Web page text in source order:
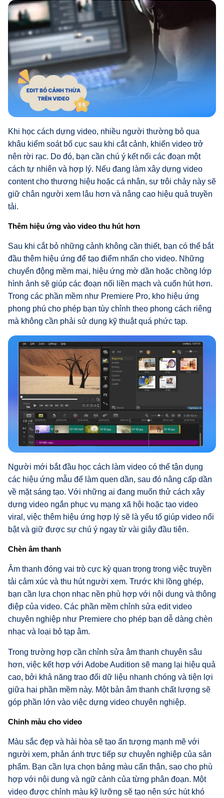
Khi học cách dựng video, nhiều người thường bỏ qua
khâu kiểm soát bố cục sau khi cắt cảnh, khiến video trở
nên rời rạc. Do đó, bạn cần chú ý kết nối các đoạn một
cách tự nhiên và hợp lý. Nếu đang làm xây dựng video
content cho thương hiệu hoặc cá nhân, sự trôi chảy này sẽ
giữ chân người xem lâu hơn và nâng cao hiệu quả truyền
tải.
Thêm hiệu ứng vào video thu hút hơn
Sau khi cắt bỏ những cảnh không cần thiết, bạn có thể bắt
đầu thêm hiệu ứng để tạo điểm nhấn cho video. Những
chuyển động mềm mại, hiệu ứng mờ dần hoặc chồng lớp
hình ảnh sẽ giúp các đoạn nối liền mạch và cuốn hút hơn.
Trong các phần mềm như Premiere Pro, kho hiệu ứng
phong phú cho phép bạn tùy chỉnh theo phong cách riêng
mà không cần phải sử dụng kỹ thuật quá phức tạp.
Người mới bắt đầu học cách làm video có thể tận dụng
các hiệu ứng mẫu để làm quen dần, sau đó nâng cấp dần
về mặt sáng tạo. Với những ai đang muốn thử cách xây
dựng video ngắn phục vụ mạng xã hội hoặc tạo video
viral, việc thêm hiệu ứng hợp lý sẽ là yếu tố giúp video nổi
bật và giữ được sự chú ý ngay từ vài giây đầu tiên.
Chèn âm thanh
Âm thanh đóng vai trò cực kỳ quan trọng trong việc truyền
tải cảm xúc và thu hút người xem. Trước khi lồng ghép,
bạn cần lựa chọn nhạc nền phù hợp với nội dung và thông
điệp của video. Các phần mềm chỉnh sửa edit video
chuyên nghiệp như Premiere cho phép bạn dễ dàng chèn
nhạc và loại bỏ tạp âm.
Trong trường hợp cần chỉnh sửa âm thanh chuyên sâu
hơn, việc kết hợp với Adobe Audition sẽ mang lại hiệu quả
cao, bởi khả năng trao đổi dữ liệu nhanh chóng và tiện lợi
giữa hai phần mềm này. Một bản âm thanh chất lượng sẽ
góp phần lớn vào việc dựng video chuyên nghiệp.
Chỉnh màu cho video
Màu sắc đẹp và hài hòa sẽ tạo ấn tượng mạnh mẽ với
người xem, phản ánh trực tiếp sự chuyên nghiệp của sản
phẩm. Bạn cần lựa chọn bảng màu cẩn thận, sao cho phù
hợp với nội dung và ngữ cảnh của từng phân đoạn. Một
video được chỉnh màu kỹ lưỡng sẽ tạo nên sức hút khó